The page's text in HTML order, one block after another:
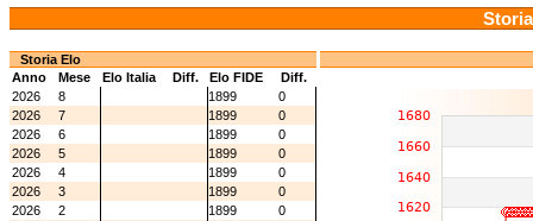
Storia Elo
Anno
Mese Elo Italia Diff. Elo FIDE
Diff.
2026
8 1899
0
2026
7 1899
0
2026
6 1899
0
2026
5 1899
0
2026
4 1899
0
2026
3 1899
0
2026
2 1899
0